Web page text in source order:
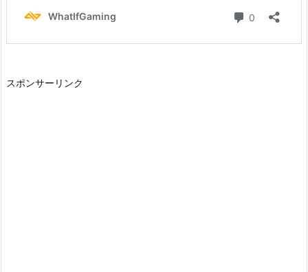
スポンサーリンク